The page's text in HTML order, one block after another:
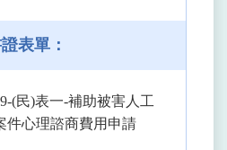
表單：
(民)表一-補助被害人工
件心理諮商費用申請